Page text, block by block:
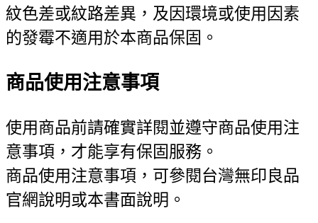
紋色差或紋路差異，及因環境或使用因素
的發霉不適用於本商品保固。
商品使用注意事項
使用商品前請確實詳閱並遵守商品使用注
意事項，才能享有保固服務。
商品使用注意事項，可參閱台灣無印良品
官網說明或本書面說明。